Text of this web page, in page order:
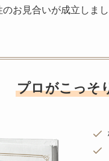
お見合いが成立しまし
プロがこっそ